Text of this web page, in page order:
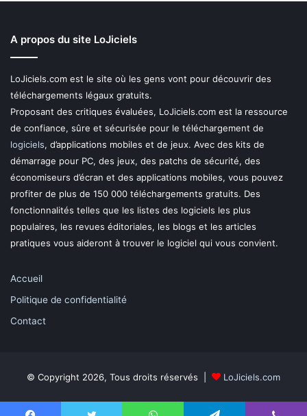
A propos du site LoJiciels
LoJiciels.com est le site où les gens vont pour découvrir des
téléchargements légaux gratuits.
Proposant des critiques évaluées, LoJiciels.com est la ressource
de confiance, sûre et sécurisée pour le téléchargement de
logiciels, d’applications mobiles et de jeux. Avec des kits de
démarrage pour PC, des jeux, des patchs de sécurité, des
économiseurs d’écran et des applications mobiles, vous pouvez
profiter de plus de 150 000 téléchargements gratuits. Des
fonctionnalités telles que les listes des logiciels les plus
populaires, les revues éditoriales, les blogs et les articles
pratiques vous aideront à trouver le logiciel qui vous convient.
Accueil
Politique de confidentialité
Contact
© Copyright 2026, Tous droits réservés | LoJiciels.com